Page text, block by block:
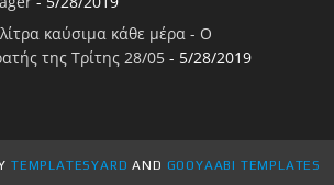
καύσιμα κάθε μέρα - Ο
της Τρίτης 28/05 - 5/28/2019
TEMPLATESYARD AND GOOYAABI TEMPLATES